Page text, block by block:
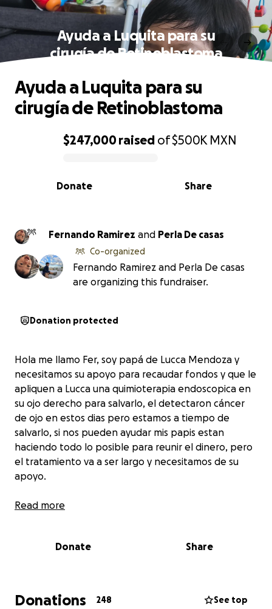
Ayuda a Luquita para su
cirugía de Retinoblastoma
0% complete
$247,000 raised of$500K MXN
Share
Donate
Ayuda a Luquita para su
cirugía de Retinoblastoma
Fernando Ramirez and Perla De casas
Co-organized
Fernando Ramirez and Perla De casas
are organizing this fundraiser.
Donation protected
Hola me llamo Fer, soy papá de Lucca Mendoza y
necesitamos su apoyo para recaudar fondos y que le
apliquen a Lucca una quimioterapia endoscopica en
su ojo derecho para salvarlo, el detectaron cáncer
de ojo en estos dias pero estamos a tiempo de
salvarlo, si nos pueden ayudar mis papis estan
haciendo todo lo posible para reunir el dinero, pero
el tratamiento va a ser largo y necesitamos de su
apoyo.
Gracias por ayudarnos... Fer y Perla papás de Lucca
Read more
Donate Share
Donations 248 See top